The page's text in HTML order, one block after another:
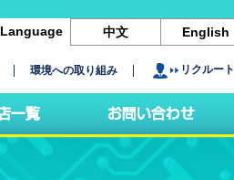
Language 中文 English
環境への取り組み リクルート